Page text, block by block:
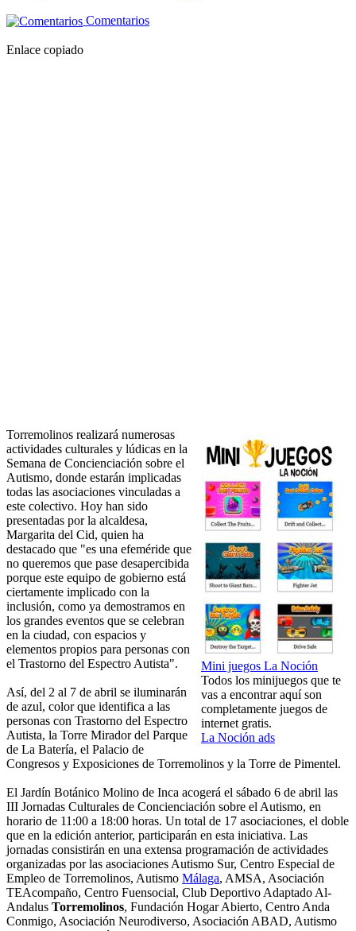
Comentarios
Enlace copiado
Mini juegos La Noción
Todos los minijuegos que te
vas a encontrar aquí son
completamente juegos de
internet gratis.
La Noción ads
Torremolinos realizará numerosas
actividades culturales y lúdicas en la
Semana de Concienciación sobre el
Autismo, donde estarán implicadas
todas las asociaciones vinculadas a
este colectivo. Hoy han sido
presentadas por la alcaldesa,
Margarita del Cid, quien ha
destacado que "es una efeméride que
no queremos que pase desapercibida
porque este equipo de gobierno está
ciertamente implicado con la
inclusión, como ya demostramos en
los grandes eventos que se celebran
en la ciudad, con espacios y
elementos propios para personas con
el Trastorno del Espectro Autista".
Así, del 2 al 7 de abril se iluminarán
de azul, color que identifica a las
personas con Trastorno del Espectro
Autista, la Torre Mirador del Parque
de La Batería, el Palacio de
Congresos y Exposiciones de Torremolinos y la Torre de Pimentel.
El Jardín Botánico Molino de Inca acogerá el sábado 6 de abril las
III Jornadas Culturales de Concienciación sobre el Autismo, en
horario de 11:00 a 18:00 horas. Un total de 17 asociaciones, el doble
que en la edición anterior, participarán en esta iniciativa. Las
jornadas consistirán en una extensa programación de actividades
organizadas por las asociaciones Autismo Sur, Centro Especial de
Empleo de Torremolinos, Autismo Málaga, AMSA, Asociación
TEAcompaño, Centro Fuensocial, Club Deportivo Adaptado Al-
Andalus Torremolinos, Fundación Hogar Abierto, Centro Anda
Conmigo, Asociación Neurodiverso, Asociación ABAD, Autismo